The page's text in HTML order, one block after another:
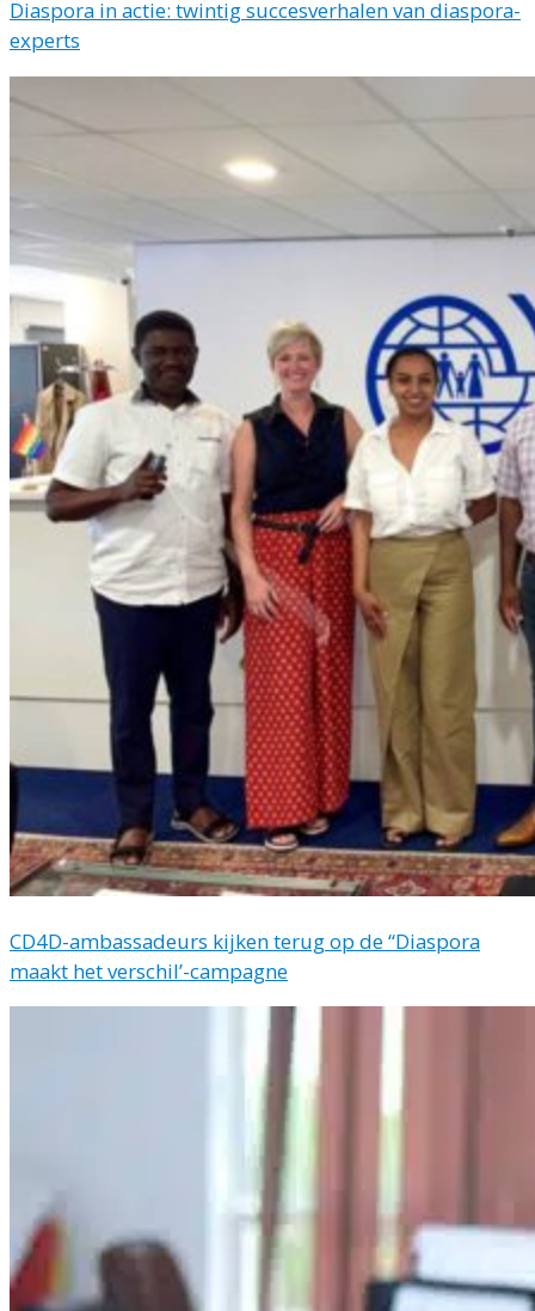
Diaspora in actie: twintig succesverhalen van diaspora-
experts
CD4D-ambassadeurs kijken terug op de “Diaspora
maakt het verschil’-campagne